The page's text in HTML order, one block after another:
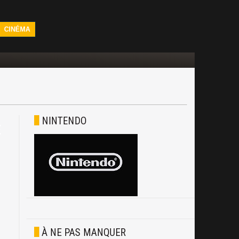
CINÉMA
NINTENDO
À NE PAS MANQUER